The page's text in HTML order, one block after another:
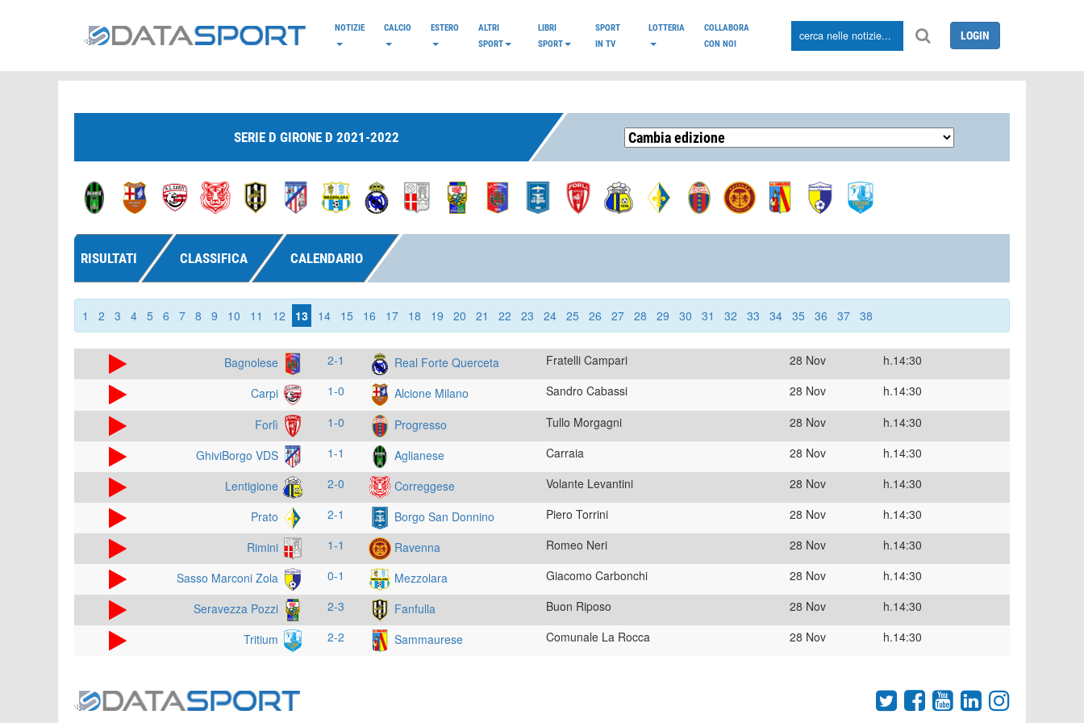
NOTIZIE CALCIO ESTERO
ALTRI
SPORT
LIBRI
SPORT
SPORT
IN TV
LOTTERIA
COLLABORA
CON NOI
LOGIN
SERIE D GIRONE D 2021-2022
RISULTATI CLASSIFICA CALENDARIO
1 2 3 4 5 6 7 8 9 10 11 12 13 14 15 16 17 18 19 20 21 22 23 24 25 26 27 28 29 30 31 32 33 34 35 36 37 38
Bagnolese 2-1 Real Forte Querceta Fratelli Campari 28 Nov h.14:30
Carpi 1-0 Alcione Milano Sandro Cabassi 28 Nov h.14:30
Forlì 1-0 Progresso Tullo Morgagni 28 Nov h.14:30
GhiviBorgo VDS 1-1 Aglianese Carraia 28 Nov h.14:30
Lentigione 2-0 Correggese Volante Levantini 28 Nov h.14:30
Prato 2-1 Borgo San Donnino Piero Torrini 28 Nov h.14:30
Rimini 1-1 Ravenna Romeo Neri 28 Nov h.14:30
Sasso Marconi Zola 0-1 Mezzolara Giacomo Carbonchi 28 Nov h.14:30
Seravezza Pozzi 2-3 Fanfulla Buon Riposo 28 Nov h.14:30
Tritium 2-2 Sammaurese Comunale La Rocca 28 Nov h.14:30